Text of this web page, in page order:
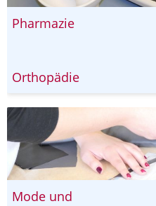
Pharmazie
Orthopädie
Mode und